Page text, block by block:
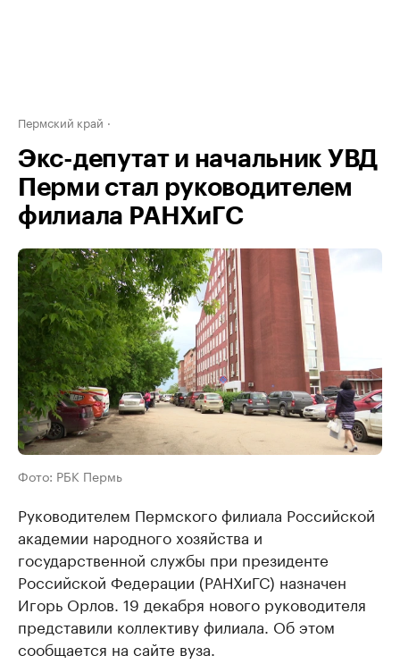
Пермский край
Экс-депутат и начальник УВД
Перми стал руководителем
филиала РАНХиГС
Фото: РБК Пермь
Руководителем Пермского филиала Российской
академии народного хозяйства и
государственной службы при президенте
Российской Федерации (РАНХиГС) назначен
Игорь Орлов. 19 декабря нового руководителя
представили коллективу филиала. Об этом
сообщается на сайте вуза.